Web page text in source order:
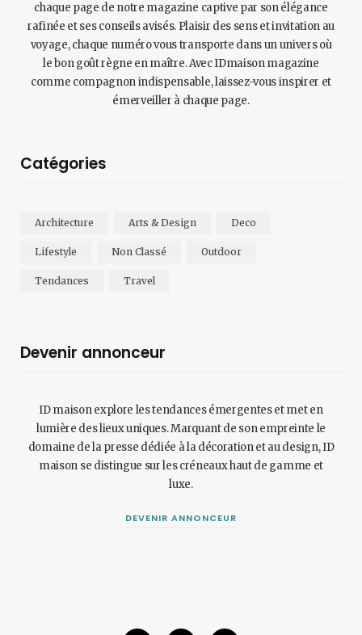
chaque page de notre magazine captive par son élégance
rafinée et ses conseils avisés. Plaisir des sens et invitation au
voyage, chaque numéro vous transporte dans un univers où
le bon goût règne en maître. Avec IDmaison magazine
comme compagnon indispensable, laissez-vous inspirer et
émerveiller à chaque page.
Catégories
Architecture Arts & Design Deco
Lifestyle Non Classé Outdoor
Tendances Travel
Devenir annonceur
ID maison explore les tendances émergentes et met en
lumière des lieux uniques. Marquant de son empreinte le
domaine de la presse dédiée à la décoration et au design, ID
maison se distingue sur les créneaux haut de gamme et
luxe.
DEVENIR ANNONCEUR